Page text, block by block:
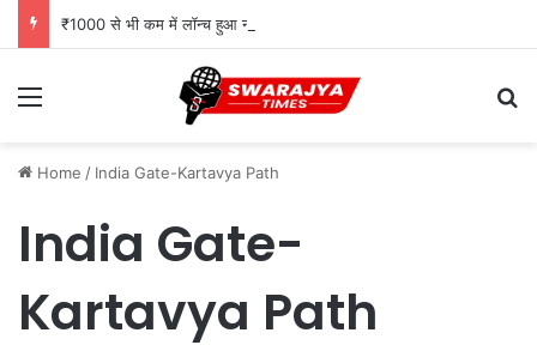
Menu
Home / India Gate-Kartavya Path
India Gate-
Kartavya Path